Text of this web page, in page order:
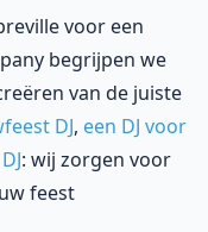
voor een
begrijpen we
van de juiste
DJ, een DJ voor
: wij zorgen voor
feest